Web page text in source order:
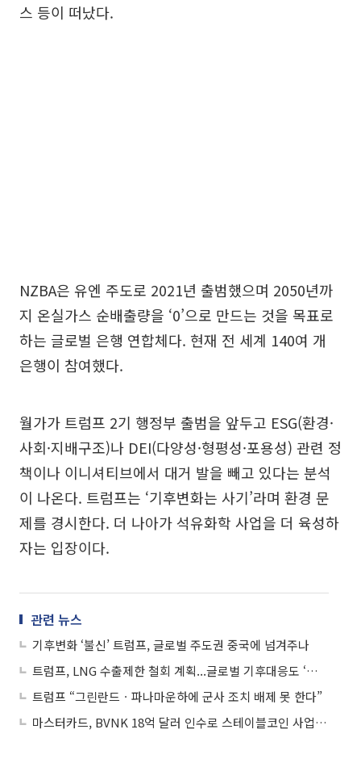
스 등이 떠났다.
NZBA은 유엔 주도로 2021년 출범했으며 2050년까
지 온실가스 순배출량을 ‘0’으로 만드는 것을 목표로
하는 글로벌 은행 연합체다. 현재 전 세계 140여 개
은행이 참여했다.
월가가 트럼프 2기 행정부 출범을 앞두고 ESG(환경·
사회·지배구조)나 DEI(다양성·형평성·포용성) 관련 정
책이나 이니셔티브에서 대거 발을 빼고 있다는 분석
이 나온다. 트럼프는 ‘기후변화는 사기’라며 환경 문
제를 경시한다. 더 나아가 석유화학 사업을 더 육성하
자는 입장이다.
관련 뉴스
기후변화 ‘불신’ 트럼프, 글로벌 주도권 중국에 넘겨주나
트럼프, LNG 수출제한 철회 계획...글로벌 기후대응도 ‘일단 멈춤’
트럼프 “그린란드ㆍ파나마운하에 군사 조치 배제 못 한다”
마스터카드, BVNK 18억 달러 인수로 스테이블코인 사업 본격 확장